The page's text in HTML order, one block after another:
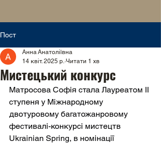
Пост
Мистецький конкурс
Анна Анатоліївна
14 квіт. 2025 р. Читати 1 хв
Матросова Софія стала Лауреатом ІІ
ступеня у Міжнародному
двотуровому багатожанровому
фестивалі-конкурсі мистецтв
Ukrainian Spring, в номінації